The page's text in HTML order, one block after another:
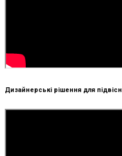
Дизайнерські рішення для